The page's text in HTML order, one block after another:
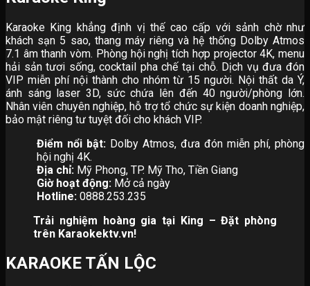
Karaoke King khẳng định vị thế cao cấp với sảnh chờ như
khách sạn 5 sao, thang máy riêng và hệ thống Dolby Atmos
7.1 âm thanh vòm. Phòng hội nghị tích hợp projector 4K, menu
hải sản tươi sống, cocktail pha chế tại chỗ. Dịch vụ đưa đón
VIP miễn phí nội thành cho nhóm từ 15 người. Nội thất da Ý,
ánh sáng laser 3D, sức chứa lên đến 40 người/phòng lớn.
Nhân viên chuyên nghiệp, hỗ trợ tổ chức sự kiện doanh nghiệp,
bảo mật riêng tư tuyệt đối cho khách VIP.
Điểm nổi bật:Dolby Atmos, đưa đón miễn phí, phòng
hội nghị 4K.
Địa chỉ:Mỹ Phong, TP. Mỹ Tho, Tiền Giang
Giờ hoạt động:Mở cả ngày
Hotline:0888.253.235
Trải nghiệm hoàng gia tại King – Đặt phòng
trên Karaokektv.vn!
KARAOKE TẤN LỘC